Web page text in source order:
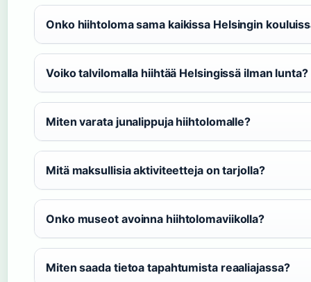
Onko hiihtoloma sama kaikissa Helsingin
Voiko talvilomalla hiihtää Helsingissä ilman lunta?
Miten varata junalippuja hiihtolomalle?
Mitä maksullisia aktiviteetteja on tarjolla?
Onko museot avoinna hiihtolomaviikolla?
Miten saada tietoa tapahtumista reaaliajassa?